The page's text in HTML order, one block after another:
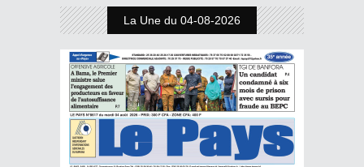
La Une du 04-08-2026